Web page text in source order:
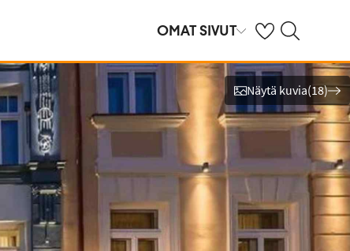
OMAT SIVUT OmatHaku
Näytä kuvia(18)